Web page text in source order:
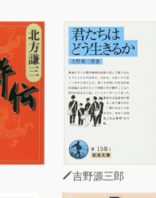
吉野源三郎